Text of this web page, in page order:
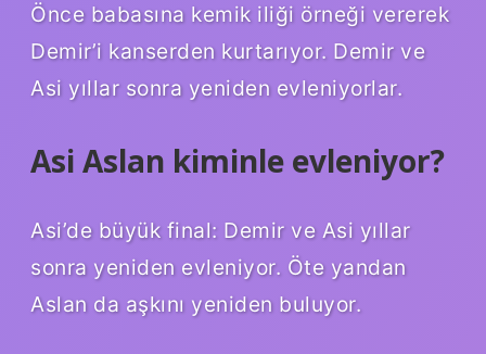
Önce babasına kemik iliği örneği vererek
Demir’i kanserden kurtarıyor. Demir ve
Asi yıllar sonra yeniden evleniyorlar.
Asi Aslan kiminle evleniyor?
Asi’de büyük final: Demir ve Asi yıllar
sonra yeniden evleniyor. Öte yandan
Aslan da aşkını yeniden buluyor.